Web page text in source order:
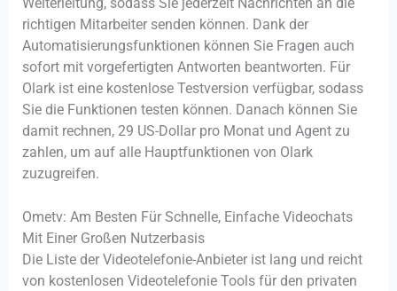
richtigen Mitarbeiter senden können. Dank der
Automatisierungsfunktionen können Sie Fragen auch
sofort mit vorgefertigten Antworten beantworten. Für
Olark ist eine kostenlose Testversion verfügbar, sodass
Sie die Funktionen testen können. Danach können Sie
damit rechnen, 29 US-Dollar pro Monat und Agent zu
zahlen, um auf alle Hauptfunktionen von Olark
zuzugreifen.
Ometv: Am Besten Für Schnelle, Einfache Videochats
Mit Einer Großen Nutzerbasis
Die Liste der Videotelefonie-Anbieter ist lang und reicht
von kostenlosen Videotelefonie Tools für den privaten